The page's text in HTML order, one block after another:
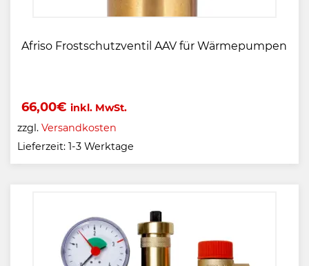
Afriso Frostschutzventil AAV für Wärmepumpen
66,00€ inkl. MwSt.
zzgl. Versandkosten
Lieferzeit: 1-3 Werktage